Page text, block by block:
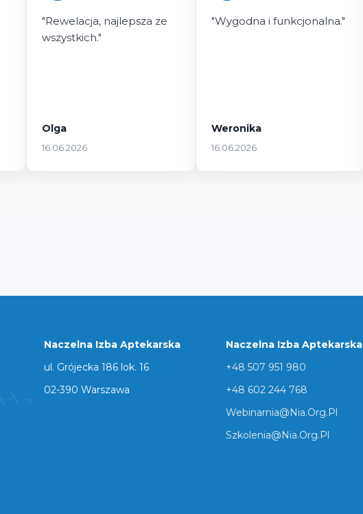
"Rewelacja, najlepsza ze
wszystkich."
Olga
16.06.2026
"Wygodna i funkcjonalna."
Weronika
16.06.2026
Naczelna Izba Aptekarska
ul. Grójecka 186 lok. 16
02-390 Warszawa
Naczelna Izba Aptekarska
+48 507 951 980
+48 602 244 768
Webinarnia@nia.org.pl
Szkolenia@nia.org.pl